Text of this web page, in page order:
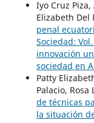
Iyo Cruz Piza,
Elizabeth Del
penal
Sociedad:
innovación
sociedad en
Patty
Palacio,
de técnicas
la situación